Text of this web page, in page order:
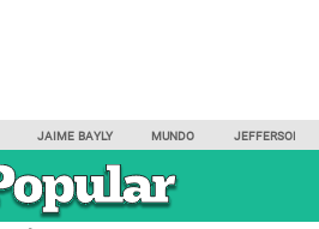
JAIME BAYLY MUNDO JEFFERSON